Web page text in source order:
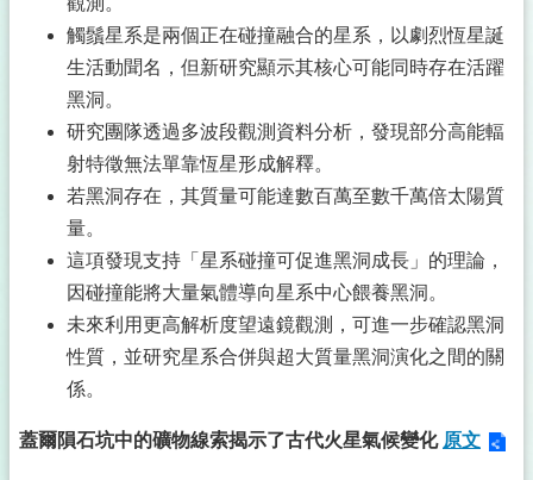
觸鬚星系是兩個正在碰撞融合的星系，以劇烈恆星誕
生活動聞名，但新研究顯示其核心可能同時存在活躍
黑洞。
研究團隊透過多波段觀測資料分析，發現部分高能輻
射特徵無法單靠恆星形成解釋。
若黑洞存在，其質量可能達數百萬至數千萬倍太陽質
量。
這項發現支持「星系碰撞可促進黑洞成長」的理論，
因碰撞能將大量氣體導向星系中心餵養黑洞。
未來利用更高解析度望遠鏡觀測，可進一步確認黑洞
性質，並研究星系合併與超大質量黑洞演化之間的關
係。
蓋爾隕石坑中的礦物線索揭示了古代火星氣候變化 原文